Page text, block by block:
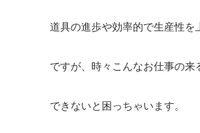
道具の進歩や効率的で生産性を
ですが、時々こんなお仕事の来
できないと困っちゃいます。